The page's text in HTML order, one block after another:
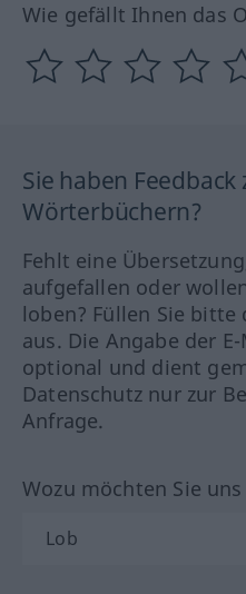
Wie gefällt Ihnen das
Sie haben
Wörterbüchern?
Fehlt eine
aufgefallen oder
loben? Füllen Sie bitte
aus. Die Angabe der
optional und dient
Datenschutz nur zur
Anfrage.
Wozu möchten Sie